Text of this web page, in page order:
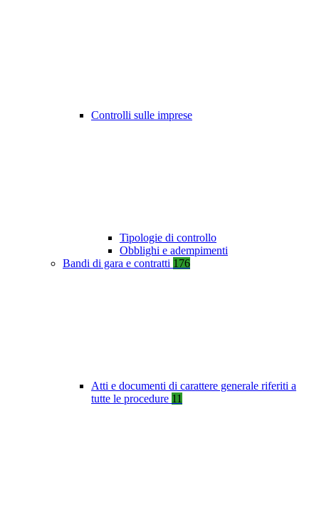
Controlli sulle imprese
Tipologie di controllo
Obblighi e adempimenti
Bandi di gara e contratti 176
Atti e documenti di carattere generale riferiti a
tutte le procedure 11